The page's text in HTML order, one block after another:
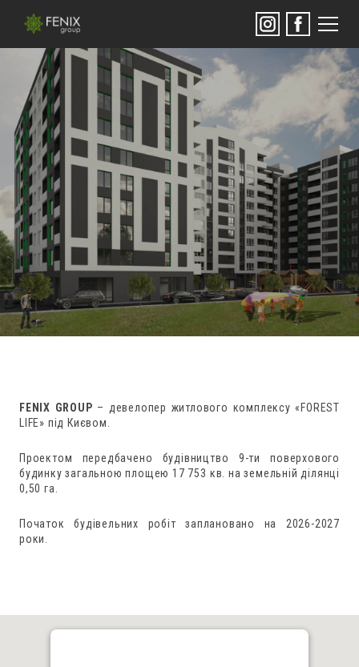
FENIX GROUP – девелопер житлового комплексу «FOREST
LIFE» під Києвом.
Проектом передбачено будівництво 9-ти поверхового
будинку загальною площею 17 753 кв. на земельній ділянці
0,50 га.
Початок будівельних робіт заплановано на 2026-2027
роки.